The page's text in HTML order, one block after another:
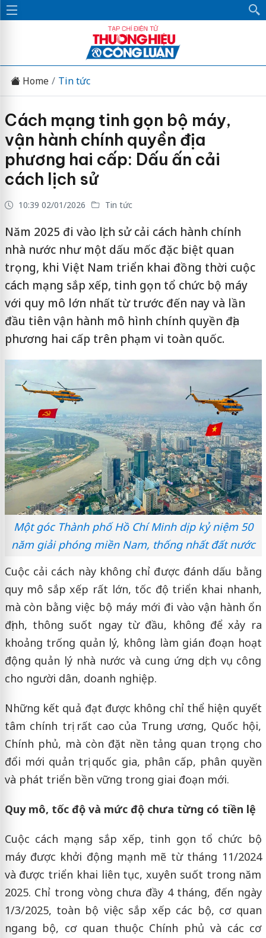
Home Tin tức
Cách mạng tinh gọn bộ máy,
vận hành chính quyền địa
phương hai cấp: Dấu ấn cải
cách lịch sử
10:39 02/01/2026 Tin tức
Năm 2025 đi vào lịch sử cải cách hành chính
nhà nước như một dấu mốc đặc biệt quan
trọng, khi Việt Nam triển khai đồng thời cuộc
cách mạng sắp xếp, tinh gọn tổ chức bộ máy
với quy mô lớn nhất từ trước đến nay và lần
đầu tiên vận hành mô hình chính quyền địa
phương hai cấp trên phạm vi toàn quốc.
Một góc Thành phố Hồ Chí Minh dịp kỷ niệm 50
năm giải phóng miền Nam, thống nhất đất nước
Cuộc cải cách này không chỉ được đánh dấu bằng
quy mô sắp xếp rất lớn, tốc độ triển khai nhanh,
mà còn bằng việc bộ máy mới đi vào vận hành ổn
định, thông suốt ngay từ đầu, không để xảy ra
khoảng trống quản lý, không làm gián đoạn hoạt
động quản lý nhà nước và cung ứng dịch vụ công
cho người dân, doanh nghiệp.
Những kết quả đạt được không chỉ thể hiện quyết
tâm chính trị rất cao của Trung ương, Quốc hội,
Chính phủ, mà còn đặt nền tảng quan trọng cho
đổi mới quản trị quốc gia, phân cấp, phân quyền
và phát triển bền vững trong giai đoạn mới.
Quy mô, tốc độ và mức độ chưa từng có tiền lệ
Cuộc cách mạng sắp xếp, tinh gọn tổ chức bộ
máy được khởi động mạnh mẽ từ tháng 11/2024
và được triển khai liên tục, xuyên suốt trong năm
2025. Chỉ trong vòng chưa đầy 4 tháng, đến ngày
1/3/2025, toàn bộ việc sắp xếp các bộ, cơ quan
ngang bộ, cơ quan thuộc Chính phủ và các cơ